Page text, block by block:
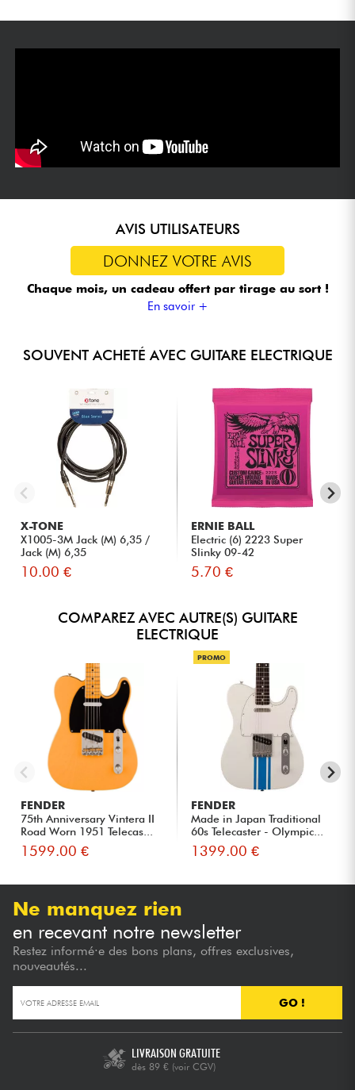
AVIS UTILISATEURS
DONNEZ VOTRE AVIS
Chaque mois, un cadeau offert par tirage au sort !
En savoir +
SOUVENT ACHETÉ AVEC GUITARE ELECTRIQUE
X-TONE
X1005-3M Jack (M) 6,35 /
Jack (M) 6,35
10.00 €
ERNIE BALL
Electric (6) 2223 Super
Slinky 09-42
5.70 €
COMPAREZ AVEC AUTRE(S) GUITARE
ELECTRIQUE
FENDER
75th Anniversary Vintera II
Road Worn 1951 Telecas...
1599.00 €
PROMO
FENDER
Made in Japan Traditional
60s Telecaster - Olympic...
1399.00 €
Ne manquez rien
en recevant notre newsletter
Restez informé·e des bons plans, offres exclusives,
nouveautés...
GO !
LIVRAISON GRATUITE
dès 89 € (voir CGV)